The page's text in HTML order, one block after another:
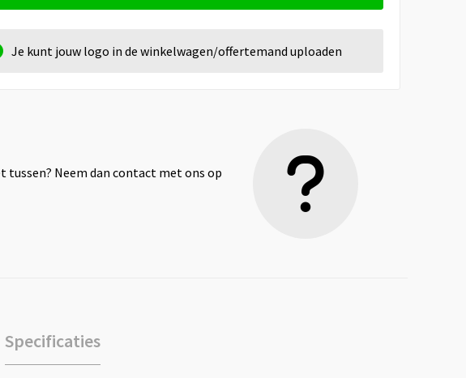
Je kunt jouw logo in de winkelwagen/offertemand uploaden
Neem dan contact met ons op
Specificaties